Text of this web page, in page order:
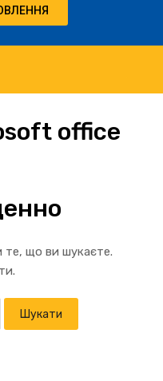
office
що ви шукаєте.